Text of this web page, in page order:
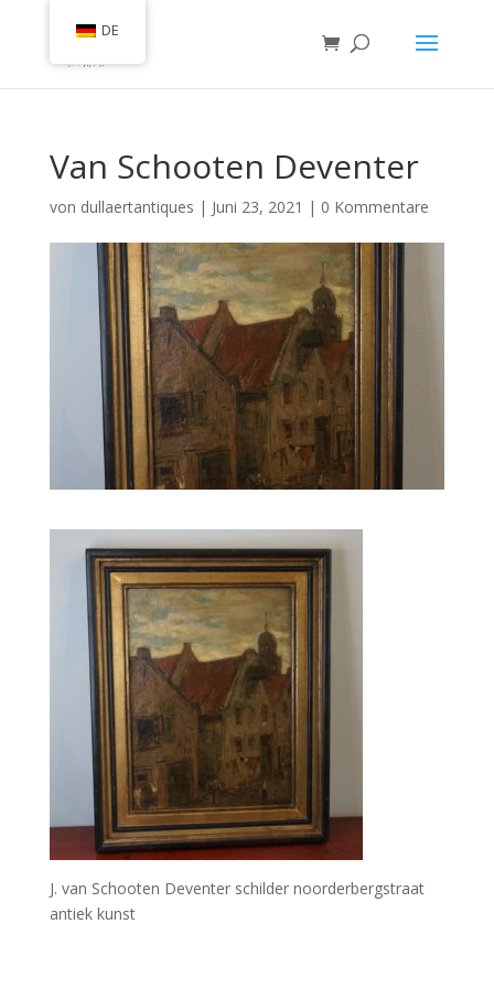
Van Schooten Deventer
von dullaertantiques | Juni 23, 2021 | 0 Kommentare
J. van Schooten Deventer schilder noorderbergstraat
antiek kunst
DE